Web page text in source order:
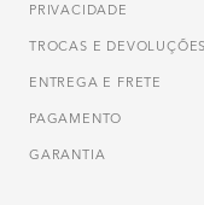
PRIVACIDADE
TROCAS E DEVOLUÇÕES
ENTREGA E FRETE
PAGAMENTO
GARANTIA